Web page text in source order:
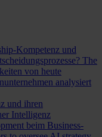
Kompetenz und
The
von heute
analysiert
und ihren
Intelligenz
beim Business-